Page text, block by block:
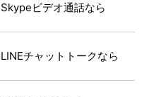
Skypeビデオ通話なら
LINEチャットトークなら